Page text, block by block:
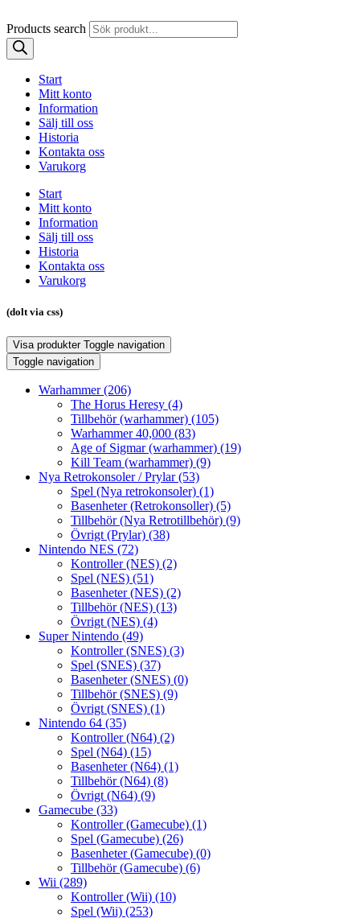
Products search
Start
Mitt konto
Information
Sälj till oss
Historia
Kontakta oss
Varukorg
Start
Mitt konto
Information
Sälj till oss
Historia
Kontakta oss
Varukorg
(dolt via css)
Visa produkter Toggle navigation
Toggle navigation
Warhammer(206)
The Horus Heresy (4)
Tillbehör (warhammer) (105)
Warhammer 40,000 (83)
Age of Sigmar (warhammer) (19)
Kill Team (warhammer) (9)
Nya Retrokonsoler / Prylar(53)
Spel (Nya retrokonsoler) (1)
Basenheter (Retrokonsoller) (5)
Tillbehör (Nya Retrotillbehör) (9)
Övrigt (Prylar) (38)
Nintendo NES (72)
Kontroller (NES) (2)
Spel (NES) (51)
Basenheter (NES) (2)
Tillbehör (NES) (13)
Övrigt (NES) (4)
Super Nintendo (49)
Kontroller (SNES) (3)
Spel (SNES) (37)
Basenheter (SNES) (0)
Tillbehör (SNES) (9)
Övrigt (SNES) (1)
Nintendo 64 (35)
Kontroller (N64) (2)
Spel (N64) (15)
Basenheter (N64) (1)
Tillbehör (N64) (8)
Övrigt (N64) (9)
Gamecube (33)
Kontroller (Gamecube) (1)
Spel (Gamecube) (26)
Basenheter (Gamecube) (0)
Tillbehör (Gamecube) (6)
Wii (289)
Kontroller (Wii) (10)
Spel (Wii) (253)